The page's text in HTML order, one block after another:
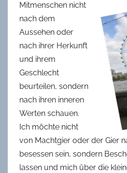
Mitmenschen nicht
nach dem
Aussehen oder
nach ihrer Herkunft
und ihrem
Geschlecht
beurteilen, sondern
nach ihren inneren
Werten schauen.
Ich möchte nicht
von Machtgier oder der Gier
besessen sein, sondern
lassen und mich über die